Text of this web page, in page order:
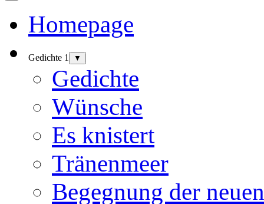
Homepage
Gedichte 1 ▼
Gedichte
Wünsche
Es knistert
Tränenmeer
Begegnung der